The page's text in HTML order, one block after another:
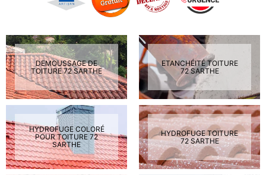
DEMOUSSAGE DE
TOITURE 72 SARTHE
ETANCHÉITÉ TOITURE
72 SARTHE
HYDROFUGE COLORÉ
POUR TOITURE 72
SARTHE
HYDROFUGE TOITURE
72 SARTHE